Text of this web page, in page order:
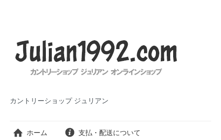
カントリーショップ ジュリアン
ホーム 支払・配送について